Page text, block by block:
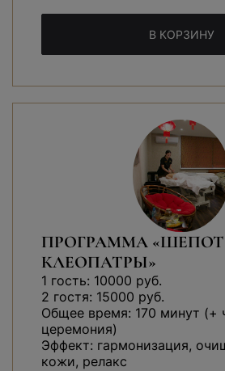
В КОРЗИНУ
ПРОГРАММА «ШЕПОТ
КЛЕОПАТРЫ»
1 гость: 10000 руб.
2 гостя: 15000 руб.
Общее время: 170 минут (+
церемония)
Эффект: гармонизация,
кожи, релакс